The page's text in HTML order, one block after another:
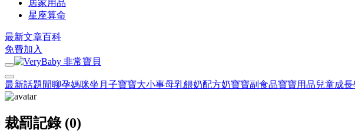
居家用品
星座算命
最新文章百科
免費加入
最新話題 閒聊孕媽咪坐月子寶寶大小事母乳餵奶配方奶寶寶副食品寶寶用品兒童成長
裁罰記錄 (0)